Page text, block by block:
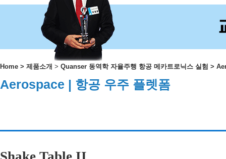
Home > 제품소개 > Quanser 동역학 자율주행 항공 메카트로닉스 실험 >
Aerospace | 항공 우주 플렛폼